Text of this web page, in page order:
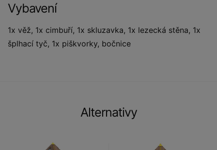
Vybavení
1x věž, 1x cimbuří, 1x skluzavka, 1x lezecká stěna, 1x
šplhací tyč, 1x piškvorky, bočnice
Alternativy